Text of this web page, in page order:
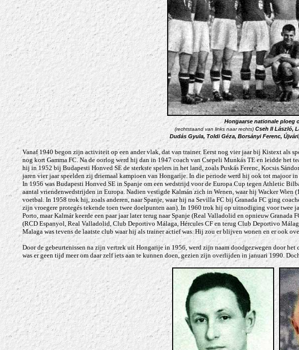
Hongaarse nationale ploeg
(rechtstaand van links naar rechts) Cseh II László,
Dudás Gyula, Toldi Géza, Borsányi Ferenc,
Vanaf 1940 begon zijn activiteit op een ander vlak, dat van trainer. Eerst nog vier jaar bij Kistext als
nog kort Gamma FC. Na de oorlog werd hij dan in 1947 coach van Csepeli Munkás TE en leidde het
hij in 1952 bij Budapesti Honved SE de sterkste spelers in het land, zoals Puskás Ferenc, Kocsis
jaren vier jaar speelden zij driemaal kampioen van Hongarije. In die periode werd hij ook tot majoor in
In 1956 was Budapesti Honved SE in Spanje om een wedstrijd voor de Europa Cup tegen Athletic
aantal vriendenwedstrijden in Europa. Nadien vestigde Kalmán zich in Wenen, waar hij Wacker
voetbal. In 1958 trok hij, zoals anderen, naar Spanje, waar hij na Sevilla FC bij Granada FC ging
zijn vroegere protegés tekende toen twee doelpunten aan). In 1960 trok hij op uitnodiging voor twee
Porto, maar Kalmár keerde een paar jaar later terug naar Spanje (Real Valladolid en opnieuw
(RCD Espanyol, Real Valladolid, Club Deportivo Málaga, Hércules CF en terug Club Deportivo
Malaga was tevens de laatste club waar hij als trainer actief was. Hij zou er blijven wonen en er ook
Door de gebeurtenissen na zijn vertrek uit Hongarije in 1956, werd zijn naam doodgezwegen door
was er geen tijd meer om daar zelf iets aan te kunnen doen, gezien zijn overlijden in januari 1990.